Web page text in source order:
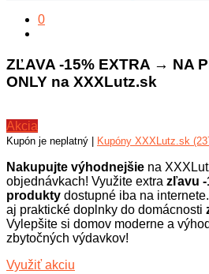
0
ZĽAVA -15% EXTRA → NA
ONLY na XXXLutz.sk
Akcia
Kupón je neplatný | Kupóny XXXLutz.sk
Nakupujte výhodnejšie na
objednávkach! Využite extra zľavu -
produkty dostupné iba na
aj praktické doplnky do domácnosti
Vylepšite si domov moderne a
zbytočných výdavkov!
Využiť akciu